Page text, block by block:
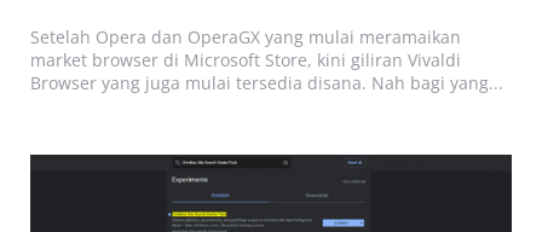
Setelah Opera dan OperaGX yang mulai meramaikan
market browser di Microsoft Store, kini giliran Vivaldi
Browser yang juga mulai tersedia disana. Nah bagi yang...